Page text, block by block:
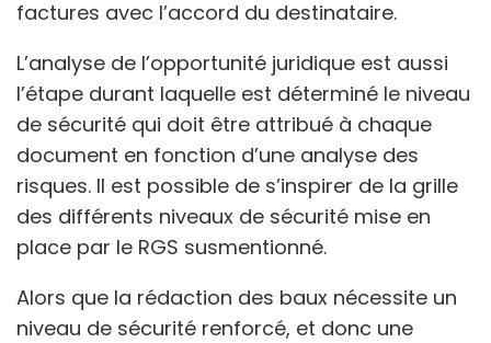
factures avec l’accord du destinataire.
L’analyse de l’opportunité juridique est aussi
l’étape durant laquelle est déterminé le niveau
de sécurité qui doit être attribué à chaque
document en fonction d’une analyse des
risques. Il est possible de s’inspirer de la grille
des différents niveaux de sécurité mise en
place par le RGS susmentionné.
Alors que la rédaction des baux nécessite un
niveau de sécurité renforcé, et donc une